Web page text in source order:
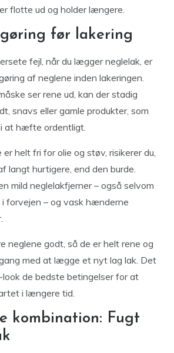
flotte ud og holder længere.
før lakering
fejl, når du lægger neglelak, er
af neglene inden lakeringen.
ser rene ud, kan der stadig
snavs eller gamle produkter, som
at hæfte ordentligt.
helt fri for olie og støv, risikerer du,
langt hurtigere, end den burde.
mild neglelakfjerner – også selvom
i forvejen – og vask hænderne
neglene godt, så de er helt rene og
med at lægge et nyt lag lak. Det
de bedste betingelser for at
i længere tid.
kombination: Fugt